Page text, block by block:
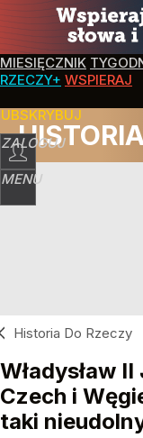
MIESIĘCZNIK
RZECZY+ WSPIERAJ
ZALOGUJ
MENU
HISTORIA
Historia Do Rzeczy
Władysław
Czech i
taki